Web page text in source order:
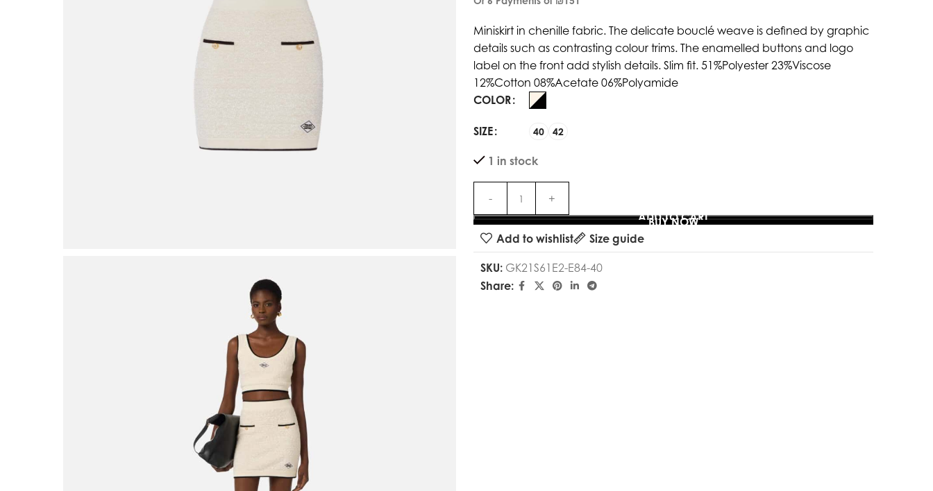
Miniskirt in chenille fabric. The delicate bouclé weave is defined by graphic
details such as contrasting colour trims. The enamelled buttons and logo
label on the front add stylish details. Slim fit. 51%Polyester 23%Viscose
12%Cotton 08%Acetate 06%Polyamide
COLOR
SIZE 40 42
1 in stock
ADD TO CART
BUY NOW
Add to wishlist
Size guide
SKU: GK21S61E2-E84-40
Share: